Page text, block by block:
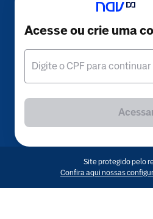
Acesse ou crie uma
Digite o CPF para continuar
Site protegido pelo
Confira aqui nossas